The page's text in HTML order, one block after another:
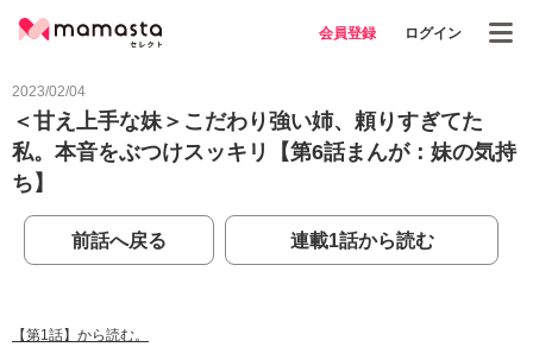
会員登録 ログイン
2023/02/04
＜甘え上手な妹＞こだわり強い姉、頼りすぎてた
私。本音をぶつけスッキリ【第6話まんが：妹の気持
ち】
前話へ戻る 連載1話から読む
【第1話】から読む。